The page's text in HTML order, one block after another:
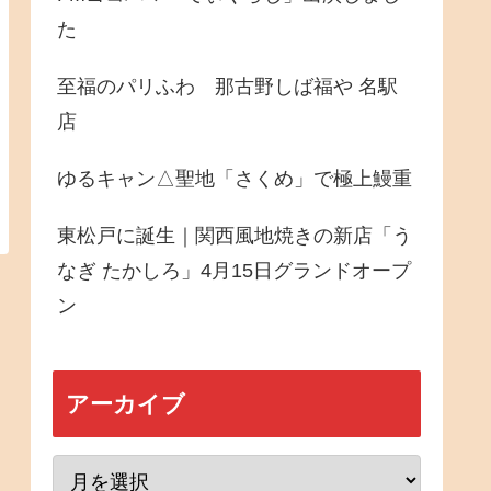
た
至福のパリふわ 那古野しば福や 名駅
店
ゆるキャン△聖地「さくめ」で極上鰻重
東松戸に誕生｜関西風地焼きの新店「う
なぎ たかしろ」4月15日グランドオープ
ン
アーカイブ